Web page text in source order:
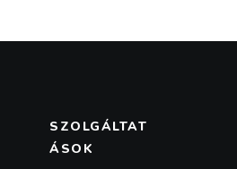
SZOLGÁLTAT
ÁSOK